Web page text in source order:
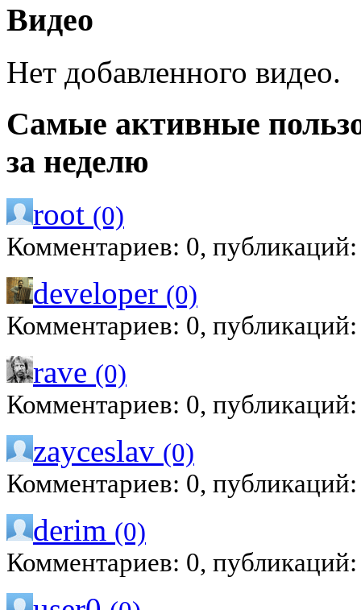
Видео
Нет добавленного видео.
Самые активные
за неделю
root (0)
Комментариев: 0,
developer (0)
Комментариев: 0,
rave (0)
Комментариев: 0,
zayceslav (0)
Комментариев: 0,
derim (0)
Комментариев: 0,